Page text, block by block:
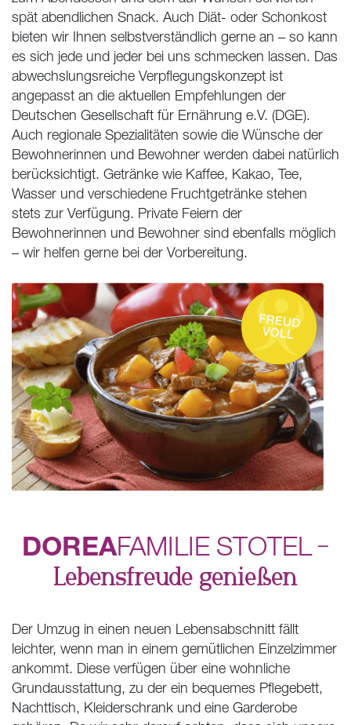
spät abendlichen Snack. Auch Diät- oder Schonkost
bieten wir Ihnen selbstverständlich gerne an – so kann
es sich jede und jeder bei uns schmecken lassen. Das
abwechslungsreiche Verpflegungskonzept ist
angepasst an die aktuellen Empfehlungen der
Deutschen Gesellschaft für Ernährung e.V. (DGE).
Auch regionale Spezialitäten sowie die Wünsche der
Bewohnerinnen und Bewohner werden dabei natürlich
berücksichtigt. Getränke wie Kaffee, Kakao, Tee,
Wasser und verschiedene Fruchtgetränke stehen
stets zur Verfügung. Private Feiern der
Bewohnerinnen und Bewohner sind ebenfalls möglich
– wir helfen gerne bei der Vorbereitung.
DOREAFAMILIE STOTEL–
Lebensfreude genießen
Der Umzug in einen neuen Lebensabschnitt fällt
leichter, wenn man in einem gemütlichen Einzelzimmer
ankommt. Diese verfügen über eine wohnliche
Grundausstattung, zu der ein bequemes Pflegebett,
Nachttisch, Kleiderschrank und eine Garderobe